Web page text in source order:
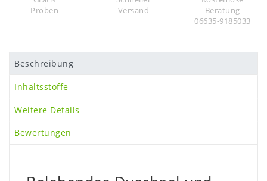
Proben
Versand
Beratung
06635-9185033
Beschreibung
Inhaltsstoffe
Weitere Details
Bewertungen